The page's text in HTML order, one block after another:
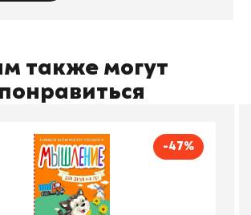
также могут
понравиться
-47%